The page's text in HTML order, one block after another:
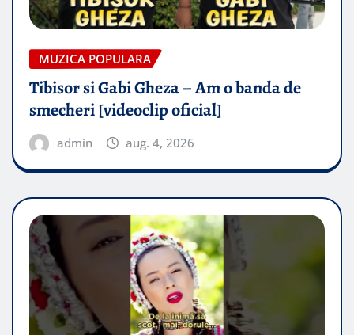
MUZICA POPULARA
Tibisor si Gabi Gheza – Am o banda de
smecheri [videoclip oficial]
admin aug. 4, 2026